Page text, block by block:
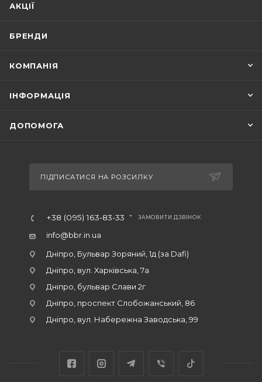
АКЦІЇ
БРЕНДИ
КОМПАНІЯ
ІНФОРМАЦІЯ
ДОПОМОГА
ПІДПИСАТИСЯ НА РОЗСИЛКУ
+38 (095) 163-83-33 ЗАМОВИТИ ДЗВІНОК
info@bbr.in.ua
Дніпро, Бульвар Зоряний, 1д (за Dafi)
Дніпро, вул. Харківська, 7а
Дніпро, бульвар Слави 2г
Дніпро, проспект Слобожанський, 86
Дніпро, вул. Набережна Заводська, 99